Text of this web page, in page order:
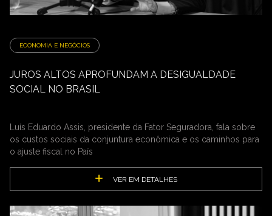
ECONOMIA E NEGÓCIOS
JUROS ALTOS APROFUNDAM A DESIGUALDADE
SOCIAL NO BRASIL
Luís Eduardo Assis, presidente da Fator Seguradora, fala sobre
os custos sociais da conjuntura econômica e os caminhos para
o ajuste fiscal no País
VER EM DETALHES